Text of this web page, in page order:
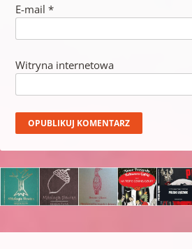
E-mail *
Witryna internetowa